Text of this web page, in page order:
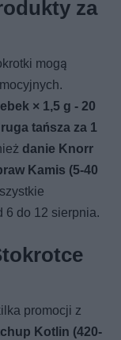
za
mogą
× 1,5 g - 20
tańsza za 1
danie Knorr
Kamis (5-40
6 do 12 sierpnia.
promocji z
Kotlin (420-